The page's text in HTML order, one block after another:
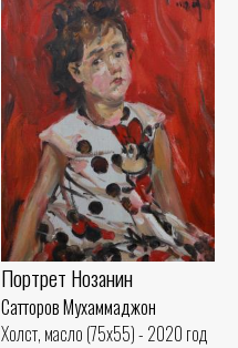
Портрет Нозанин
Сатторов Мухаммаджон
Холст, масло (75x55) - 2020 год